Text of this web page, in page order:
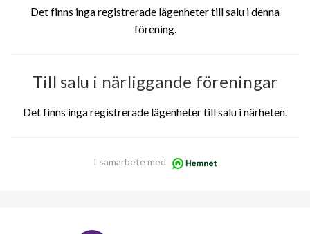
Det finns inga registrerade lägenheter till salu i denna
förening.
Till salu i närliggande föreningar
Det finns inga registrerade lägenheter till salu i närheten.
I samarbete med